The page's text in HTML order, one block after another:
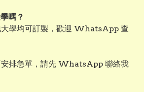
嗎？
學均可訂製，歡迎 WhatsApp 查
安排急單，請先 WhatsApp 聯絡我